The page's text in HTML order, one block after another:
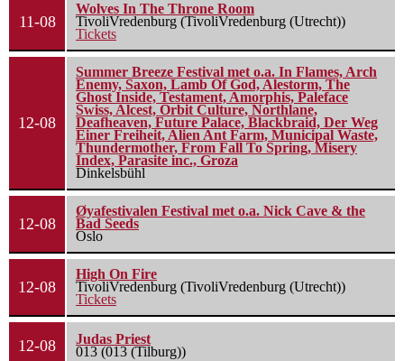
11-08
Wolves In The Throne Room
TivoliVredenburg (TivoliVredenburg (Utrecht))
Tickets
12-08
Summer Breeze Festival met o.a. In Flames, Arch
Enemy, Saxon, Lamb Of God, Alestorm, The
Ghost Inside, Testament, Amorphis, Paleface
Swiss, Alcest, Orbit Culture, Northlane,
Deafheaven, Future Palace, Blackbraid, Der Weg
Einer Freiheit, Alien Ant Farm, Municipal Waste,
Thundermother, From Fall To Spring, Misery
Index, Parasite inc., Groza
Dinkelsbühl
12-08
Øyafestivalen Festival met o.a. Nick Cave & the
Bad Seeds
Oslo
12-08
High On Fire
TivoliVredenburg (TivoliVredenburg (Utrecht))
Tickets
12-08
Judas Priest
013 (013 (Tilburg))